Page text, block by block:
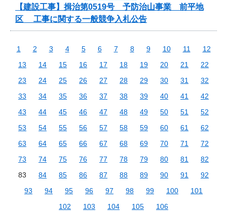
【建設工事】揖治第0519号 予防治山事業 前平地
区 工事に関する一般競争入札公告
1 2 3 4 5 6 7 8 9 10 11
12
13
14 15 16 17 18 19 20 21
22
23
24 25 26 27 28 29 30 31
32
33
34 35 36 37 38 39 40 41
42
43
44 45 46 47 48 49 50 51
52
53
54 55 56 57 58 59 60 61
62
63
64 65 66 67 68 69 70 71
72
73
74 75 76 77 78 79 80 81
82
83
84 85 86 87 88 89 90 91
92
93
94 95 96 97 98 99 100
101
102
103 104 105 106